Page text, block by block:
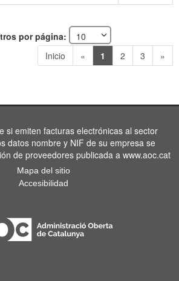
por página:
Inicio
« 1 2 3 »
si emiten facturas electrónicas al sector
datos nombre y NIF de su empresa se
de proveedores publicada a www.aoc.cat
Mapa del sitio
Accesibilidad